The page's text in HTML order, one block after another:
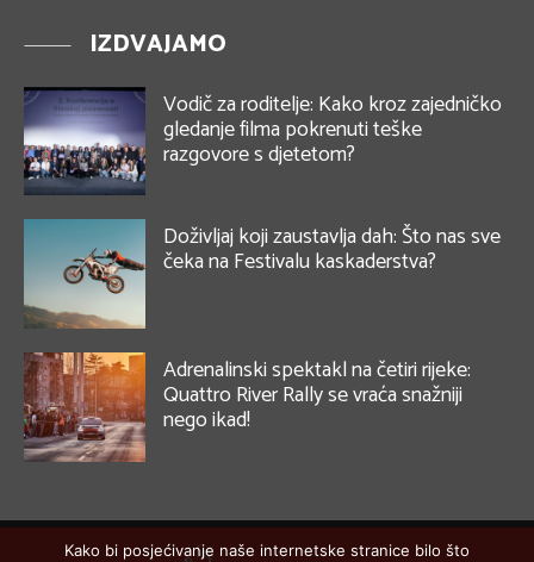
IZDVAJAMO
Vodič za roditelje: Kako kroz zajedničko
gledanje filma pokrenuti teške
razgovore s djetetom?
Doživljaj koji zaustavlja dah: Što nas sve
čeka na Festivalu kaskaderstva?
Adrenalinski spektakl na četiri rijeke:
Quattro River Rally se vraća snažniji
nego ikad!
Kako bi posjećivanje naše internetske stranice bilo što